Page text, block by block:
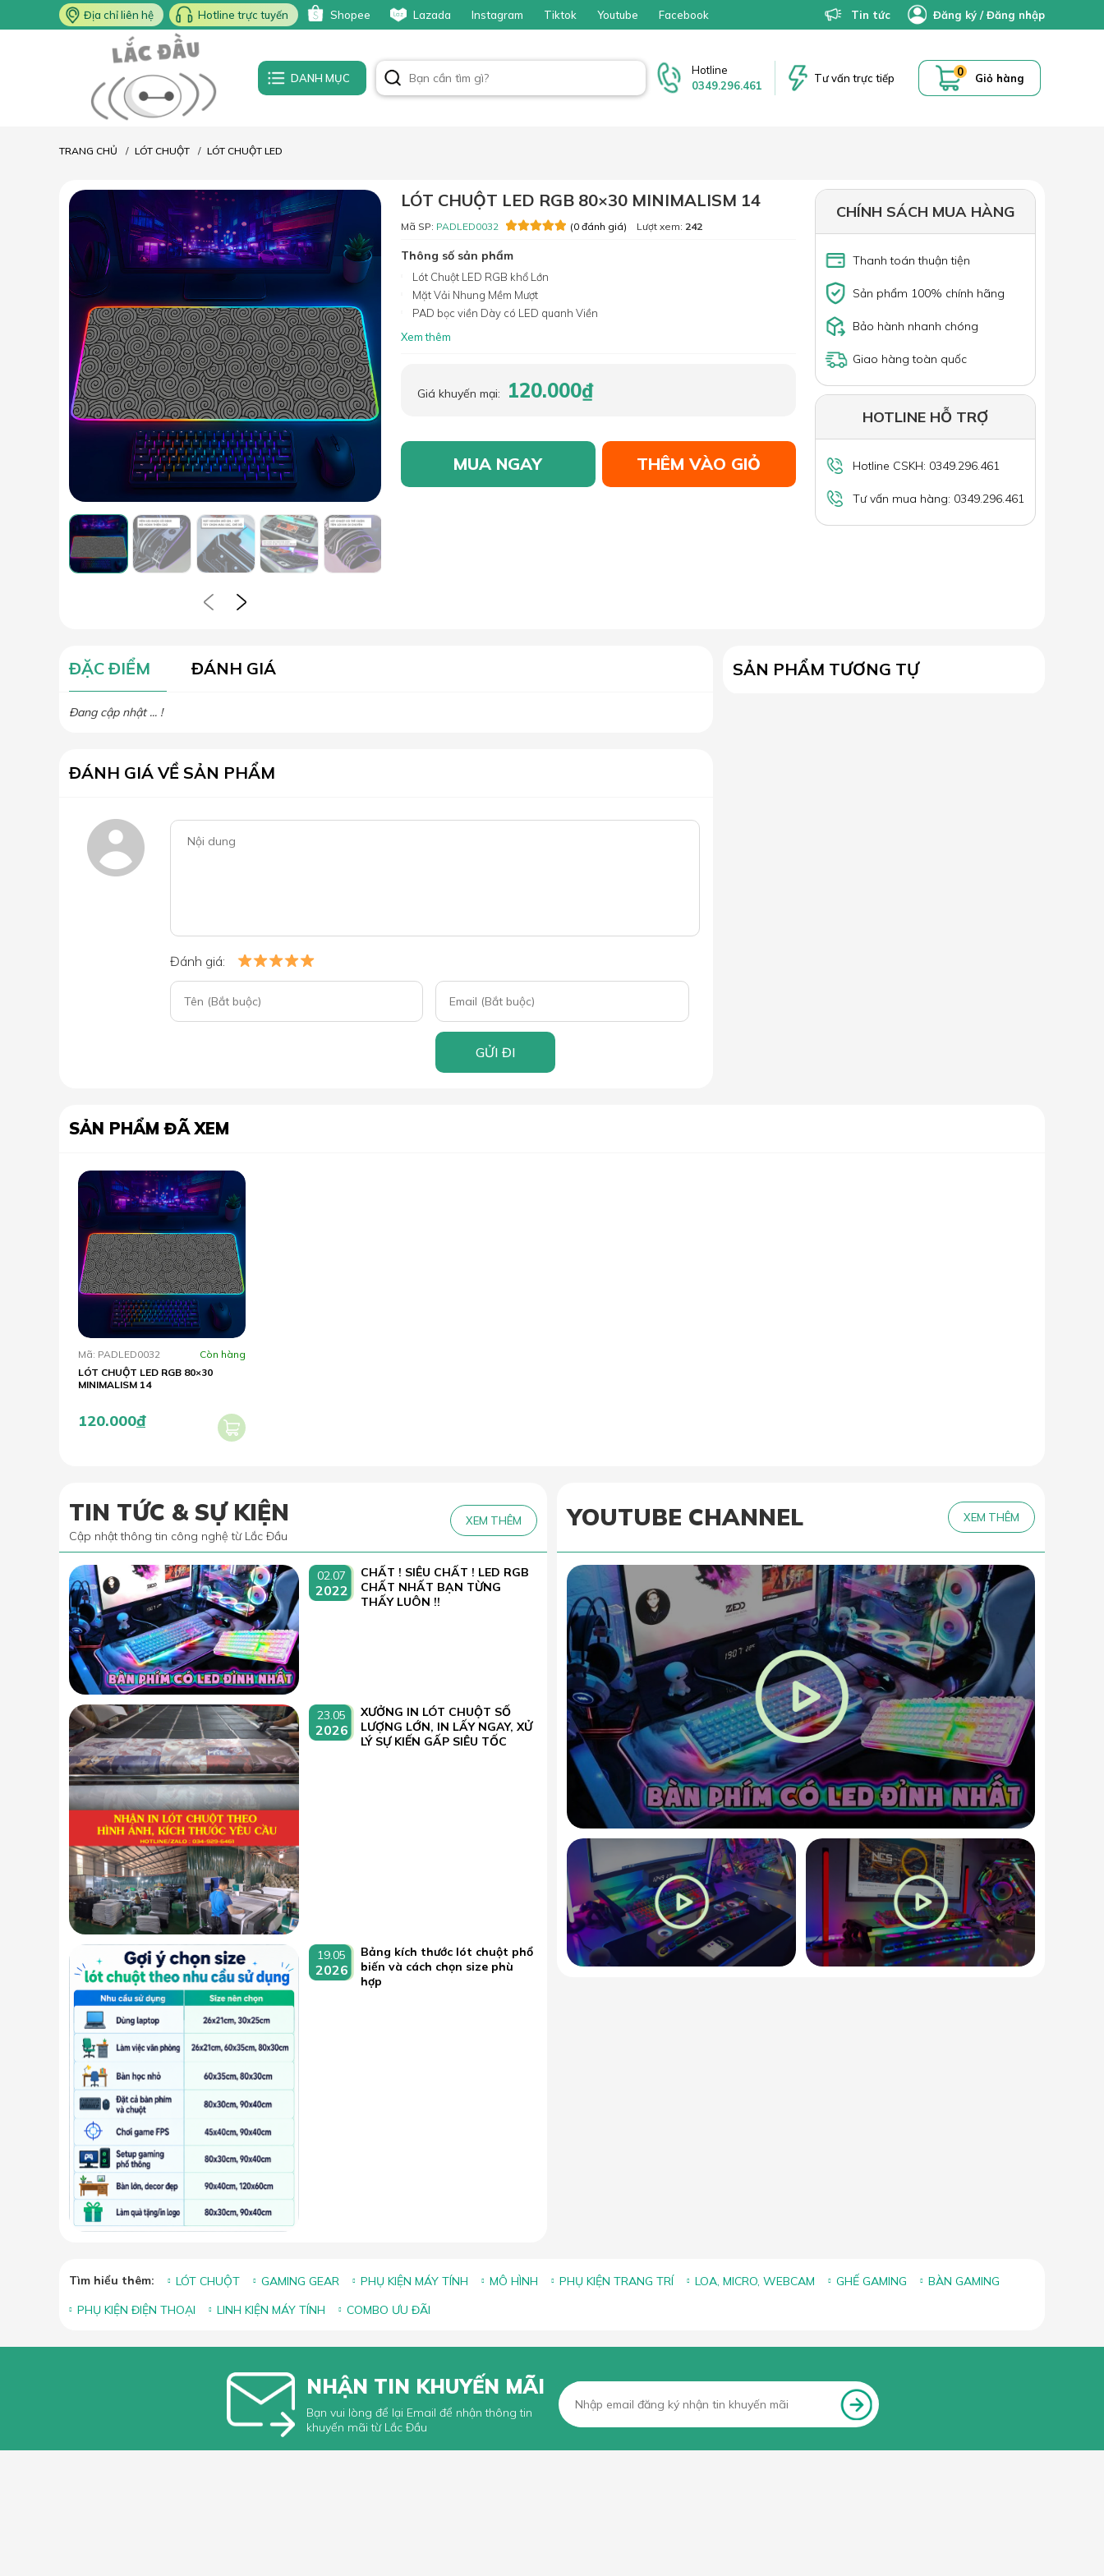
Địa chỉ liên hệ Hotline trực tuyến Shopee Lazada Instagram Tiktok Youtube Facebook Tin tức Đăng ký /Đăng nhập
DANH MỤC
Hotline
0349.296.461
Tư vấn trực tiếp 0 Giỏ hàng
TRANG CHỦ LÓT CHUỘT LÓT CHUỘT LED
LÓT CHUỘT LED RGB 80×30 MINIMALISM 14
Mã SP: PADLED0032 (0 đánh giá) Lượt xem: 242
Thông số sản phẩm
Lót Chuột LED RGB khổ Lớn
Mặt Vải Nhung Mềm Mượt
PAD bọc viền Dày có LED quanh Viền
Xem thêm
Giá khuyến mại: 120.000₫
MUA NGAY THÊM VÀO GIỎ
CHÍNH SÁCH MUA HÀNG
Thanh toán thuận tiện
Sản phẩm 100% chính hãng
Bảo hành nhanh chóng
Giao hàng toàn quốc
HOTLINE HỖ TRỢ
Hotline CSKH: 0349.296.461
Tư vấn mua hàng: 0349.296.461
ĐẶC ĐIỂM ĐÁNH GIÁ
Đang cập nhật ... !
ĐÁNH GIÁ VỀ SẢN PHẨM
Đánh giá:
GỬI ĐI
SẢN PHẨM TƯƠNG TỰ
SẢN PHẨM ĐÃ XEM
Mã: PADLED0032
Còn hàng
LÓT CHUỘT LED RGB 80×30
MINIMALISM 14
120.000đ
TIN TỨC & SỰ KIỆN
Cập nhật thông tin công nghệ từ Lắc Đầu
XEM THÊM
02.07
2022
CHẤT ! SIÊU CHẤT ! LED RGB
CHẤT NHẤT BẠN TỪNG
THẤY LUÔN !!
23.05
2026
XƯỞNG IN LÓT CHUỘT SỐ
LƯỢNG LỚN, IN LẤY NGAY, XỬ
LÝ SỰ KIẾN GẤP SIÊU TỐC
19.05
2026
Bảng kích thước lót chuột phổ
biến và cách chọn size phù
hợp
YOUTUBE CHANNEL XEM THÊM
Tìm hiểu thêm: LÓT CHUỘT GAMING GEAR PHỤ KIỆN MÁY TÍNH MÔ HÌNH PHỤ KIỆN TRANG TRÍ LOA, MICRO, WEBCAM GHẾ GAMING
BÀN GAMING
PHỤ KIỆN ĐIỆN THOẠI
LINH KIỆN MÁY TÍNH COMBO ƯU ĐÃI
NHẬN TIN KHUYẾN MÃI
Bạn vui lòng để lại Email để nhận thông tin
khuyến mãi từ Lắc Đầu